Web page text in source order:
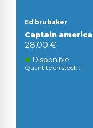
Ed brubaker
Captain
28,00 €
Disponible
Quantité en stock : 1